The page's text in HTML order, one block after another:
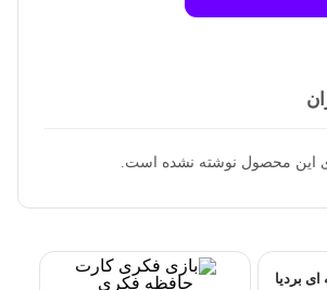
این محصول نوشته نشده است.
بردیا